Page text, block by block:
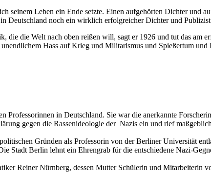
seinem Leben ein Ende setzte. Einen aufgehörten Dichter und
Deutschland noch ein wirklich erfolgreicher Dichter und
die Welt nach oben reißen will, sagt er 1926 und tut das am
Hass auf Krieg und Militarismus und Spießertum
in Deutschland. Sie war die anerkannte
gegen die Rassenideologie der Nazis ein und rief
Gründen als Professorin von der Berliner Universität
Stadt Berlin lehnt ein Ehrengrab für die entschiedene Nazi-
Reiner Nürnberg, dessen Mutter Schülerin und Mitarbeiterin